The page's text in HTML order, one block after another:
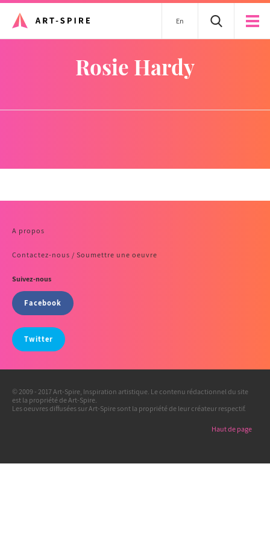
En
Rosie Hardy
A propos
Contactez-nous / Soumettre une oeuvre
Suivez-nous
Facebook
Twitter
© 2009 - 2017 Art-Spire, Inspiration artistique. Le contenu rédactionnel du site
est la propriété de Art-Spire.
Les oeuvres diffusées sur Art-Spire sont la propriété de leur créateur respectif.
Haut de page